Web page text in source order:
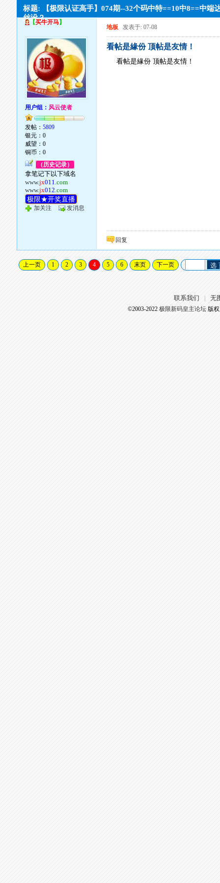
标题: 【极限认证高手】074期--32个码中特==10中8==中端
丝没？
【买牛开马 】
用户组： 风云使者
发帖：5809
银元：0
威望：0
铜币：0
（历史记录）
拿笔记下以下域名
www.jx011.com
www.jx012.com
极限★开奖直播
加关注 发消息
地板 发表于: 07-08
看帖是緣份 顶帖是友情！
看帖是緣份 顶帖是友情！
回复
上一页 1 2 3 4 5 6 末页 下一页 选
联系我们 无
©2003-2022 极限新码皇主论坛版权